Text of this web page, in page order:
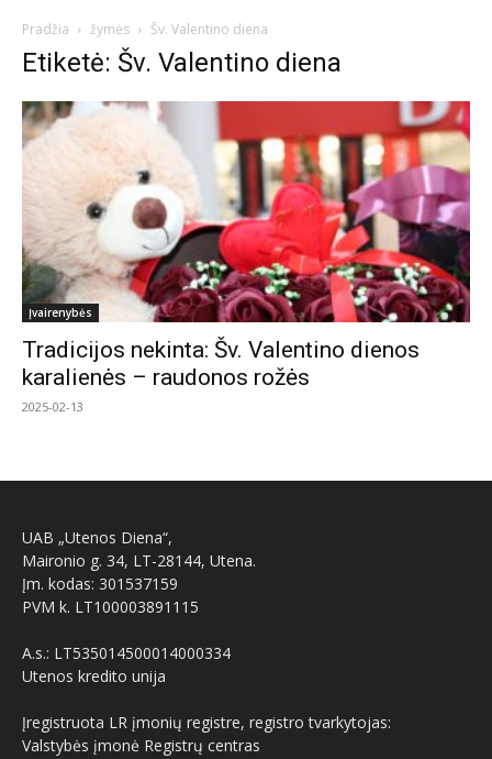
Pradžia žymės Šv. Valentino diena
Etiketė: Šv. Valentino diena
Įvairenybės
Tradicijos nekinta: Šv. Valentino dienos
karalienės – raudonos rožės
2025-02-13
UAB „Utenos Diena“,
Maironio g. 34, LT-28144, Utena.
Įm. kodas: 301537159
PVM k. LT100003891115
A.s.: LT535014500014000334
Utenos kredito unija
Įregistruota LR įmonių registre, registro tvarkytojas:
Valstybės įmonė Registrų centras